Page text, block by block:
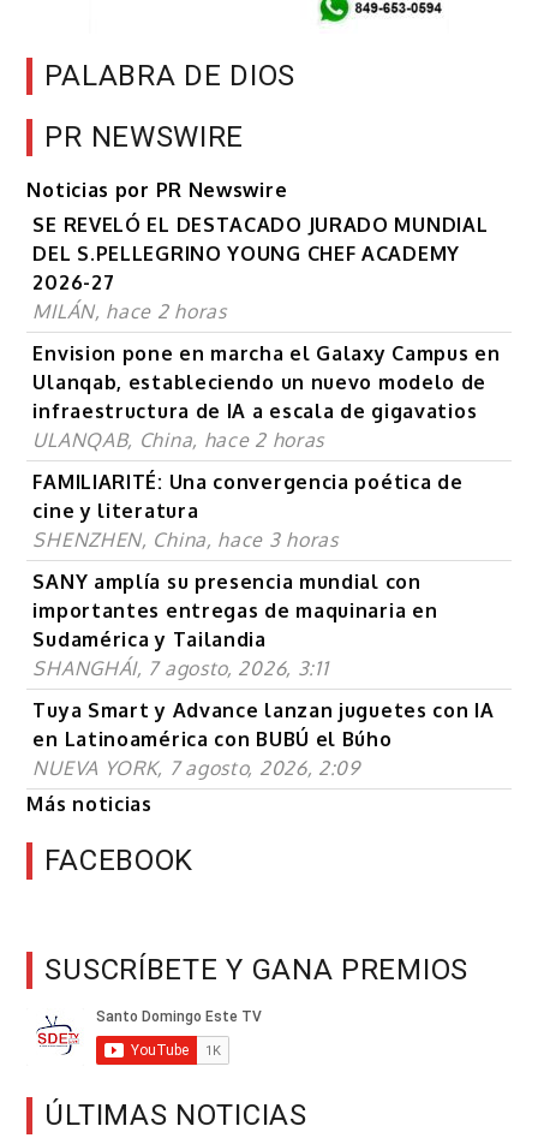
PALABRA DE DIOS
PR NEWSWIRE
Noticias por PR Newswire
SE REVELÓ EL DESTACADO JURADO MUNDIAL
DEL S.PELLEGRINO YOUNG CHEF ACADEMY
2026-27
MILÁN, hace 2 horas
Envision pone en marcha el Galaxy Campus en
Ulanqab, estableciendo un nuevo modelo de
infraestructura de IA a escala de gigavatios
ULANQAB, China, hace 2 horas
FAMILIARITÉ: Una convergencia poética de
cine y literatura
SHENZHEN, China, hace 3 horas
SANY amplía su presencia mundial con
importantes entregas de maquinaria en
Sudamérica y Tailandia
SHANGHÁI, 7 agosto, 2026, 3:11
Tuya Smart y Advance lanzan juguetes con IA
en Latinoamérica con BUBÚ el Búho
NUEVA YORK, 7 agosto, 2026, 2:09
Más noticias
FACEBOOK
SUSCRÍBETE Y GANA PREMIOS
ÚLTIMAS NOTICIAS